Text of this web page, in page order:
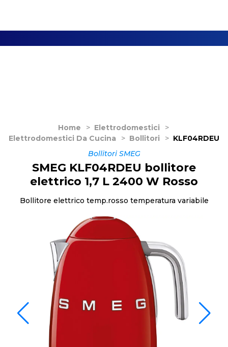
Home > Elettrodomestici
>
Elettrodomestici Da Cucina
> Bollitori > KLF04RDEU
Bollitori SMEG
SMEG KLF04RDEU bollitore
elettrico 1,7 L 2400 W Rosso
Bollitore elettrico temp.rosso temperatura variabile